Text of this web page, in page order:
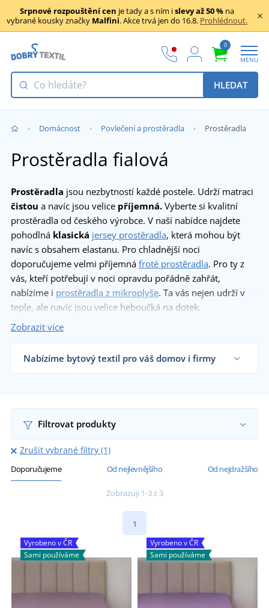
Srpnové rozpouštění cen je tady a s ním islevy až 50 % na
vybrané kousky značky Malfini. Akce trvá jen do 16.8. Prohlédnout.
0
MENU
HLEDAT
Domácnost Povlečení a prostěradla Prostěradla
Prostěradla fialová
Prostěradla jsou nezbytností každé postele. Udrží matraci
čistou a navíc jsou velice příjemná. Vyberte si kvalitní
prostěradla od českého výrobce. V naší nabídce najdete
pohodlná klasická jersey prostěradla, která mohou být
navíc s obsahem elastanu. Pro chladnější noci
doporučujeme velmi příjemná froté prostěradla. Pro ty z
vás, kteří potřebují v noci opravdu pořádně zahřát,
nabízíme i prostěradla z mikroplyše. Ta vás nejen udrží v
teple, ale navíc jsou velice heboučká na dotek.
Zobrazit více
Nabízíme bytový textil pro váš domov i firmy
Filtrovat produkty
Zrušit vybrané filtry (1)
Doporučujeme Od nejlevnějšího Od nejdražšího
Zobrazuji 1-3 z 3
1
Vyrobeno v ČR
Sami používáme
Vyrobeno v ČR
Sami používáme